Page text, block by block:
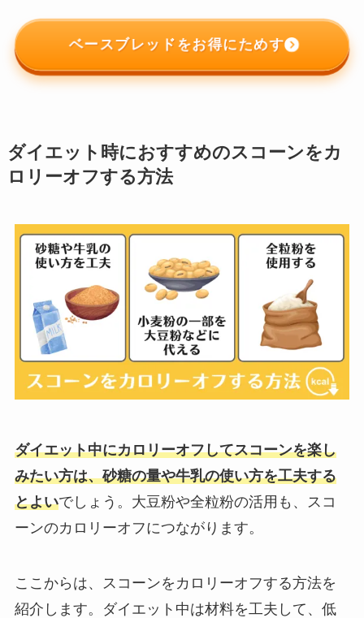
ベースブレッドをお得にためす
ダイエット時におすすめのスコーンをカ
ロリーオフする方法
ダイエット中にカロリーオフしてスコーンを楽し
みたい方は、砂糖の量や牛乳の使い方を工夫する
とよいでしょう。大豆粉や全粒粉の活用も、スコ
ーンのカロリーオフにつながります。
ここからは、スコーンをカロリーオフする方法を
紹介します。ダイエット中は材料を工夫して、低